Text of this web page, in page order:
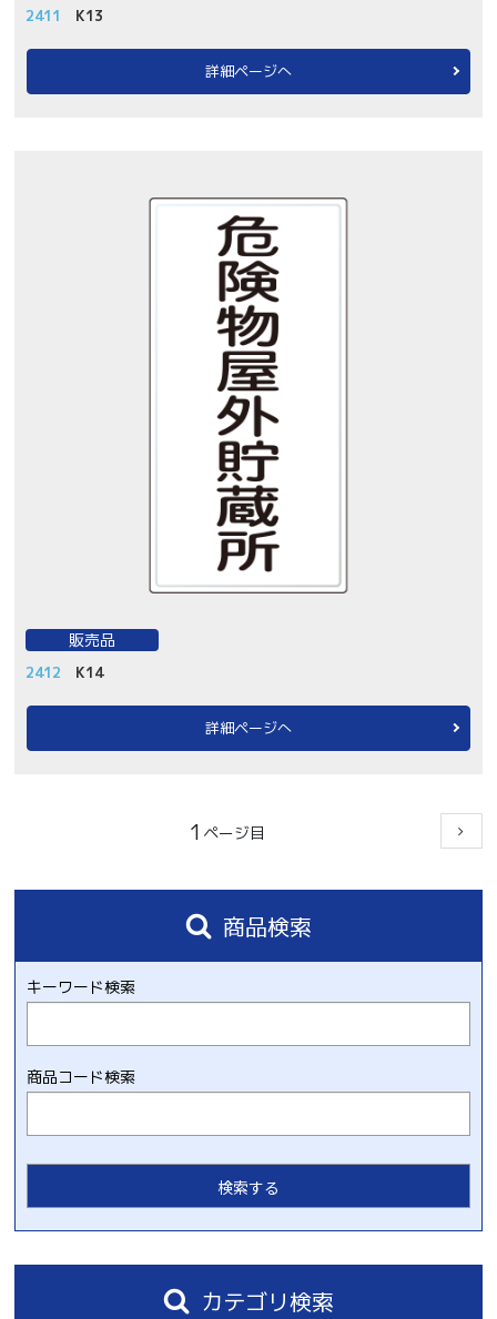
2411 K13
詳細ページへ
販売品
2412 K14
詳細ページへ
1
商品検索
キーワード検索
商品コード検索
カテゴリ検索